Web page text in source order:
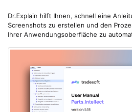
Dr.Explain hilft Ihnen, schnell eine
Screenshots zu erstellen und den
Ihrer Anwendungsoberfläche zu